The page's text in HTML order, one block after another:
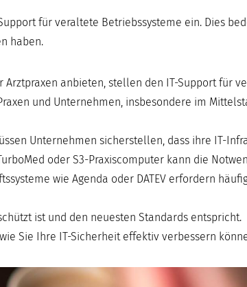
für veraltete Betriebssysteme ein. Dies
haben.
anbieten, stellen den IT-Support für
und Unternehmen, insbesondere im
Unternehmen sicherstellen, dass ihre IT-
oder S3-Praxiscomputer kann die
wie Agenda oder DATEV erfordern
ist und den neuesten Standards entspricht.
Sie Ihre IT-Sicherheit effektiv verbessern